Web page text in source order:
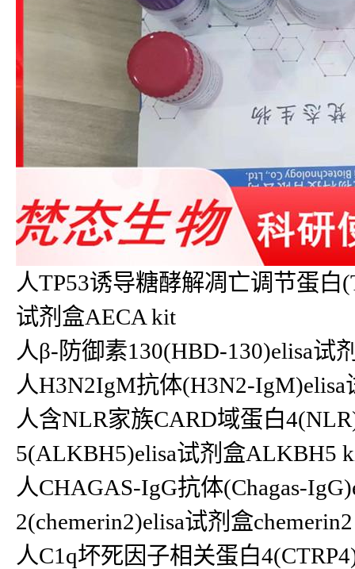
人TP53诱导糖酵解凋亡调节蛋
试剂盒AECA kit
人β-防御素130(HBD-130)elisa试
人H3N2IgM抗体(H3N2-
人含NLR家族CARD域蛋白
5(ALKBH5)elisa试剂盒ALKBH5
人CHAGAS-IgG抗体(Chagas-
2(chemerin2)elisa试剂盒
人C1q坏死因子相关蛋白